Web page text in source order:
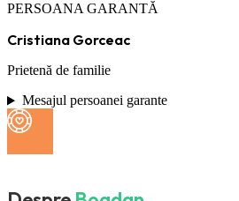
PERSOANA GARANTĂ
Cristiana Gorceac
Prietenă de familie
Mesajul persoanei garante